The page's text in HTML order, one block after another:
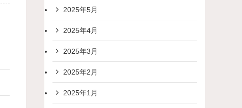
2025年5月
2025年4月
2025年3月
2025年2月
2025年1月